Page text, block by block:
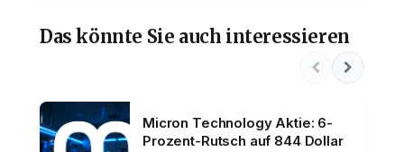
Das könnte Sie auch interessieren
Micron Technology Aktie: 6-
Prozent-Rutsch auf 844 Dollar